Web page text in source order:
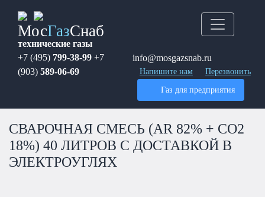
МосГазСнаб
технические газы
+7 (495) 799-38-99 +7
(903) 589-06-69
info@mosgazsnab.ru
Напишите нам Перезвонить
Газ для предприятия
СВАРОЧНАЯ СМЕСЬ (AR 82% + CO2
18%) 40 ЛИТРОВ С ДОСТАВКОЙ В
ЭЛЕКТРОУГЛЯХ